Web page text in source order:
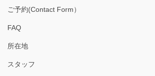
ご予約(Contact Form）
FAQ
所在地
スタッフ